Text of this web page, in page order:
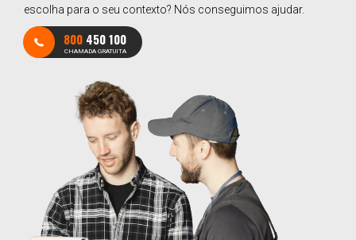
escolha para o seu contexto? Nós conseguimos ajudar.
800 450 100
CHAMADA GRATUITA